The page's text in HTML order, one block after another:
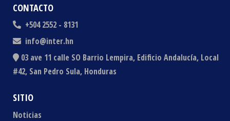
CONTACTO
+504 2552 - 8131
info@inter.hn
03 ave 11 calle SO Barrio Lempira, Edificio Andalucía, Local
#42, San Pedro Sula, Honduras
SITIO
Noticias